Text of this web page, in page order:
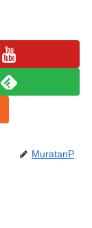
MuratanP